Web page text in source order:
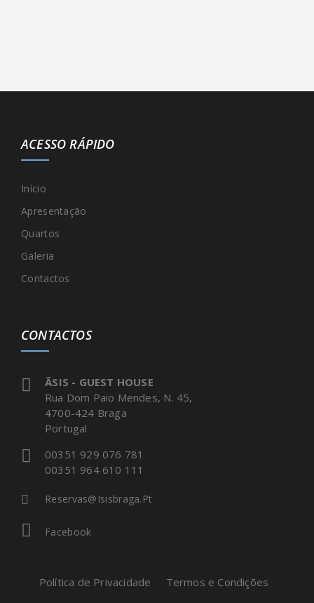
ACESSO RÁPIDO
Início
Apresentação
Quartos
Galeria
Contactos
CONTACTOS
ÃSIS - GUEST HOUSE
Rua Dom Paio Mendes, N. 45,
4700-424 Braga
Portugal
00351 929 076 781
00351 964 610 111
Reservas@isisbraga.pt
Facebook
Política de Privacidade Termos e Condições